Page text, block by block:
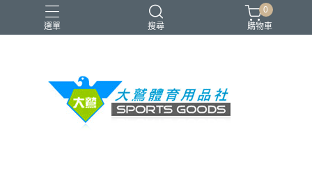
選單 搜尋
VICTOR YONEX 羽球拍 羽球鞋 零碼出清
0
購物車